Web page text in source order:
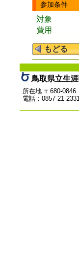
参加条件
対象
費用
鳥取県立生
所在地 〒680-
電話：0857-21-